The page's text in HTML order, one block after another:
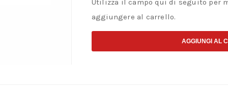
Utilizza il campo qui di seguito per
aggiungere al carrello.
AGGIUNGI AL